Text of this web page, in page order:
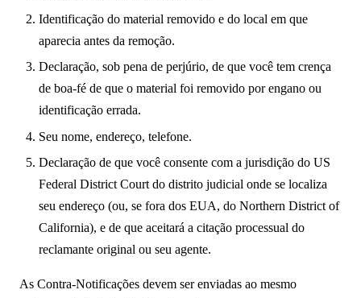
Identificação do material removido e do local em que
aparecia antes da remoção.
Declaração, sob pena de perjúrio, de que você tem crença
de boa-fé de que o material foi removido por engano ou
identificação errada.
Seu nome, endereço, telefone.
Declaração de que você consente com a jurisdição do US
Federal District Court do distrito judicial onde se localiza
seu endereço (ou, se fora dos EUA, do Northern District of
California), e de que aceitará a citação processual do
reclamante original ou seu agente.
As Contra-Notificações devem ser enviadas ao mesmo